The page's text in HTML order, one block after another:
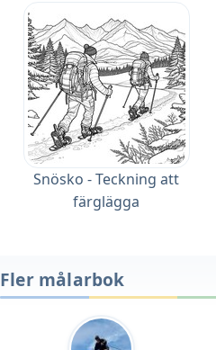
Snösko - Teckning att
färglägga
Fler målarbok